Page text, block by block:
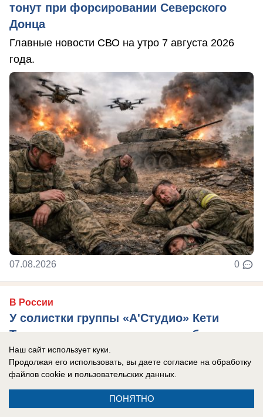
тонут при форсировании Северского
Донца
Главные новости СВО на утро 7 августа 2026
года.
07.08.2026 0
В России
У солистки группы «А'Студио» Кети
Топурии нашли недвижимость более чем
на полмиллиарда рублей
В активе певицы — столичная квартира,
Наш сайт использует куки.
Продолжая его использовать, вы даете согласие на обработку
файлов cookie и пользовательских данных.
ПОНЯТНО